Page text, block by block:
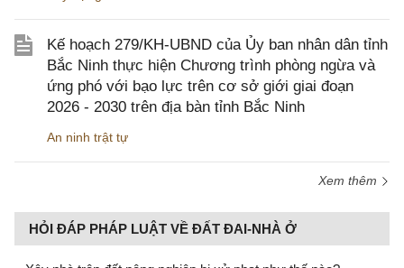
Kế hoạch 279/KH-UBND của Ủy ban nhân dân tỉnh
Bắc Ninh thực hiện Chương trình phòng ngừa và
ứng phó với bạo lực trên cơ sở giới giai đoạn
2026 - 2030 trên địa bàn tỉnh Bắc Ninh
An ninh trật tự
Xem thêm
HỎI ĐÁP PHÁP LUẬT VỀ ĐẤT ĐAI-NHÀ Ở